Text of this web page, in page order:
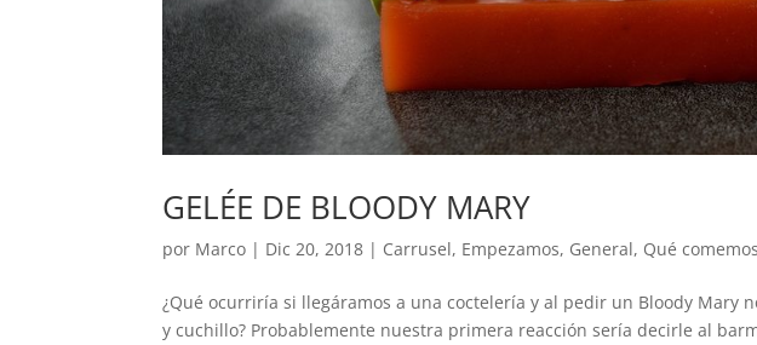
GELÉE DE BLOODY MARY
por Marco | Dic 20, 2018 | Carrusel, Empezamos, General, Qué comemos
¿Qué ocurriría si llegáramos a una coctelería y al pedir un Bloody Mary
y cuchillo? Probablemente nuestra primera reacción sería decirle al